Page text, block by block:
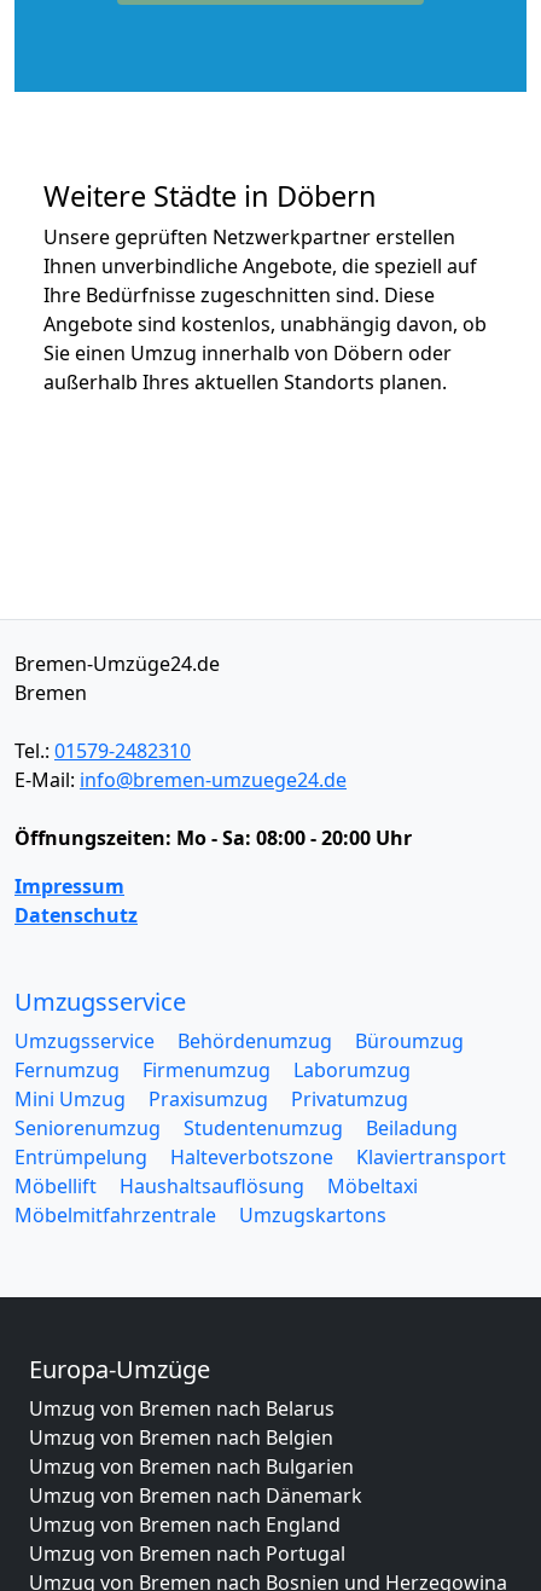
Weitere Städte in Döbern
Unsere geprüften Netzwerkpartner erstellen
Ihnen unverbindliche Angebote, die speziell auf
Ihre Bedürfnisse zugeschnitten sind. Diese
Angebote sind kostenlos, unabhängig davon, ob
Sie einen Umzug innerhalb von Döbern oder
außerhalb Ihres aktuellen Standorts planen.
Bremen-Umzüge24.de
Bremen
Tel.: 01579-2482310
E-Mail: info@bremen-umzuege24.de
Öffnungszeiten: Mo - Sa: 08:00 - 20:00 Uhr
Impressum
Datenschutz
Umzugsservice
Umzugsservice Behördenumzug
Büroumzug
Fernumzug
Firmenumzug
Laborumzug
Mini Umzug
Praxisumzug
Privatumzug
Seniorenumzug
Studentenumzug
Beiladung
Entrümpelung
Halteverbotszone
Klaviertransport
Möbellift
Haushaltsauflösung
Möbeltaxi
Möbelmitfahrzentrale
Umzugskartons
Europa-Umzüge
Umzug von Bremen nach Belarus
Umzug von Bremen nach Belgien
Umzug von Bremen nach Bulgarien
Umzug von Bremen nach Dänemark
Umzug von Bremen nach England
Umzug von Bremen nach Portugal
Umzug von Bremen nach Bosnien und Herzegowina